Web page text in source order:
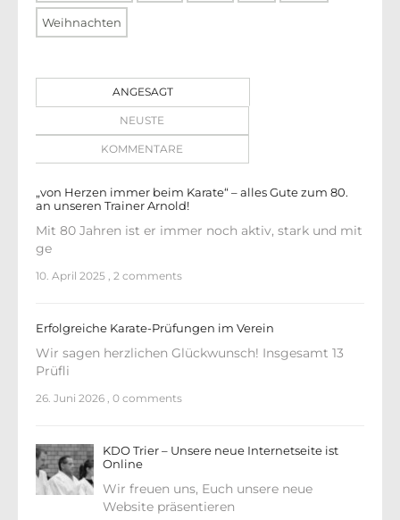
Weihnachten
ANGESAGT
NEUSTE
KOMMENTARE
„von Herzen immer beim Karate“ – alles Gute zum 80.
an unseren Trainer Arnold!
Mit 80 Jahren ist er immer noch aktiv, stark und mit
ge
10. April 2025 , 2 comments
Erfolgreiche Karate-Prüfungen im Verein
Wir sagen herzlichen Glückwunsch! Insgesamt 13
Prüfli
26. Juni 2026 , 0 comments
KDO Trier – Unsere neue Internetseite ist
Online
Wir freuen uns, Euch unsere neue
Website präsentieren